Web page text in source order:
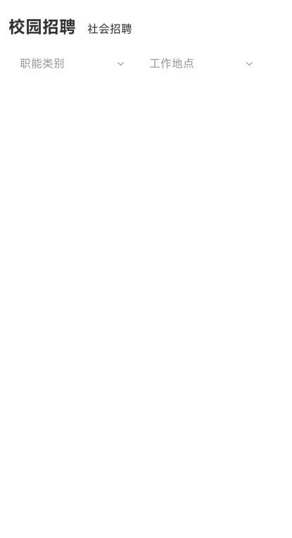
校园招聘 社会招聘
职能类别 工作地点